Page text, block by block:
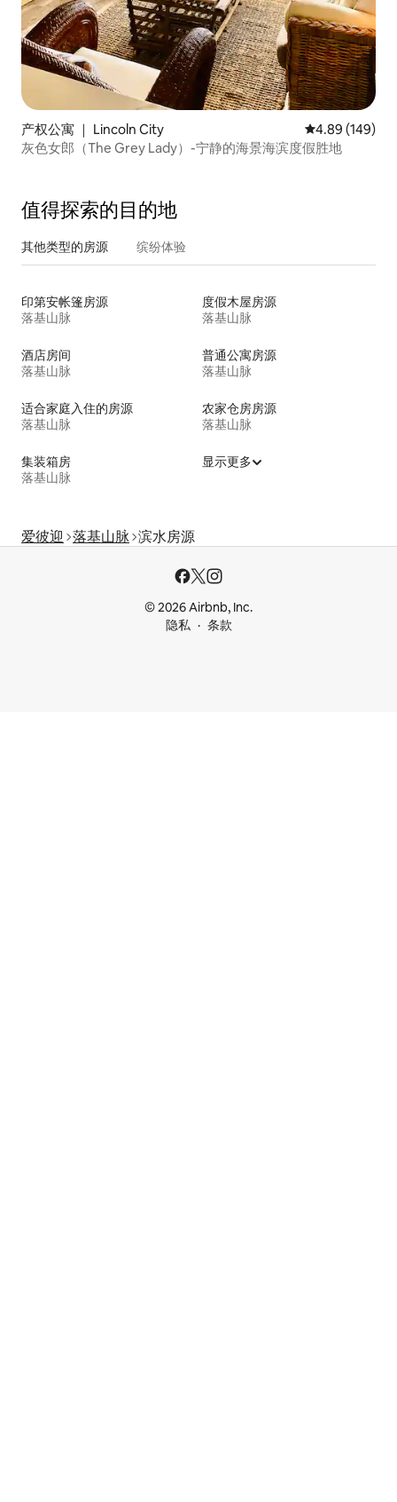
产权公寓 ｜ Lincoln City 平均评分 4.89
4.89 (149)
灰色女郎（The Grey Lady）-宁静的海景海滨度假胜地
值得探索的目的地
其他类型的房源 缤纷体验
印第安帐篷房源
落基山脉
度假木屋房源
落基山脉
酒店房间
落基山脉
普通公寓房源
落基山脉
适合家庭入住的房源
落基山脉
农家仓房房源
落基山脉
集装箱房
落基山脉
显示更多
爱彼迎 落基山脉 滨水房源
© 2026 Airbnb, Inc.
隐私
条款